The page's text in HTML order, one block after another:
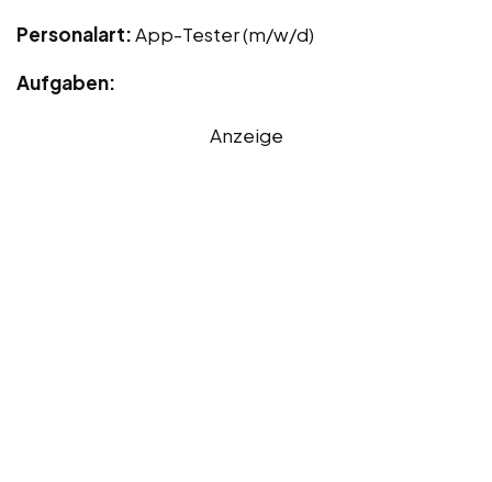
Personalart:App-Tester (m/w/d)
Aufgaben:
Anzeige